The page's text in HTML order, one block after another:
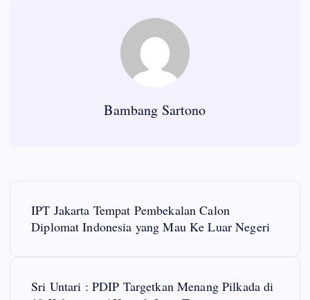
Bambang Sartono
IPT Jakarta Tempat Pembekalan Calon
Diplomat Indonesia yang Mau Ke Luar Negeri
Sri Untari : PDIP Targetkan Menang Pilkada di